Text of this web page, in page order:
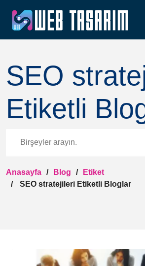
SEO
Etiketli
Anasayfa Blog
Etiket
SEO stratejileri Etiketli Bloglar